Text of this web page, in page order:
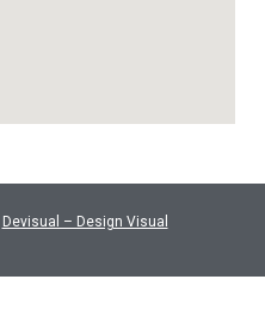
Devisual – Design Visual